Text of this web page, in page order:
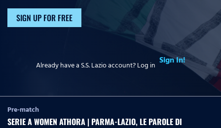
SIGN UP FOR FREE
Already have a S.S. Lazio account? Log in Sign In!
Pre-match
SERIE A WOMEN ATHORA | PARMA-LAZIO, LE PAROLE DI